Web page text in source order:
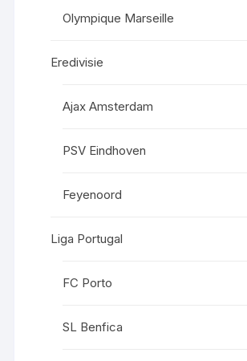
Olympique Marseille
Eredivisie
Ajax Amsterdam
PSV Eindhoven
Feyenoord
Liga Portugal
FC Porto
SL Benfica